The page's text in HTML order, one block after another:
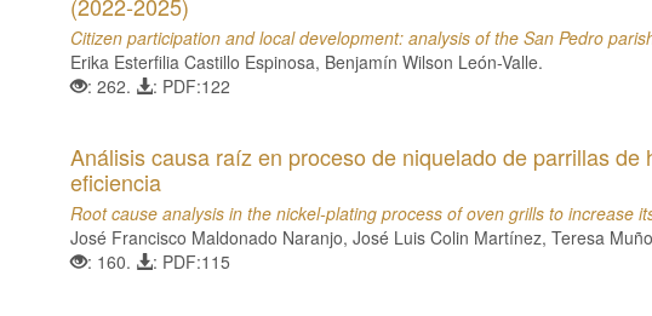
Citizen participation and local development: analysis of the San Pedro
Erika Esterfilia Castillo Espinosa, Benjamín Wilson León-Valle.
: 262.
: PDF:122
Análisis causa raíz en proceso de niquelado de parrillas de
eficiencia
Root cause analysis in the nickel-plating process of oven grills to increase
José Francisco Maldonado Naranjo, José Luis Colin Martínez, Teresa
: 160.
: PDF:115